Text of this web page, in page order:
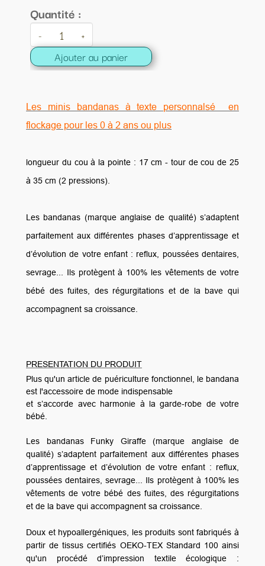
Quantité :
- +
Ajouter au panier
Les minis bandanas à texte personnalsé en
flockage pour les 0 à 2 ans ou plus
longueur du cou à la pointe : 17 cm - tour de cou de 25
à 35 cm (2 pressions).
Les bandanas (marque anglaise de qualité) s’adaptent
parfaitement aux différentes phases d’apprentissage et
d’évolution de votre enfant : reflux, poussées dentaires,
sevrage... Ils protègent à 100% les vêtements de votre
bébé des fuites, des régurgitations et de la bave qui
accompagnent sa croissance.
PRESENTATION DU PRODUIT
Plus qu'un article de puériculture fonctionnel, le bandana
est l'accessoire de mode indispensable
et s’accorde avec harmonie à la garde-robe de votre
bébé.
Les bandanas Funky Giraffe (marque anglaise de
qualité) s’adaptent parfaitement aux différentes phases
d’apprentissage et d’évolution de votre enfant : reflux,
poussées dentaires, sevrage... Ils protègent à 100% les
vêtements de votre bébé des fuites, des régurgitations
et de la bave qui accompagnent sa croissance.
Doux et hypoallergéniques, les produits sont fabriqués à
partir de tissus certifiés OEKO-TEX Standard 100 ainsi
qu'un procédé d’impression textile écologique :